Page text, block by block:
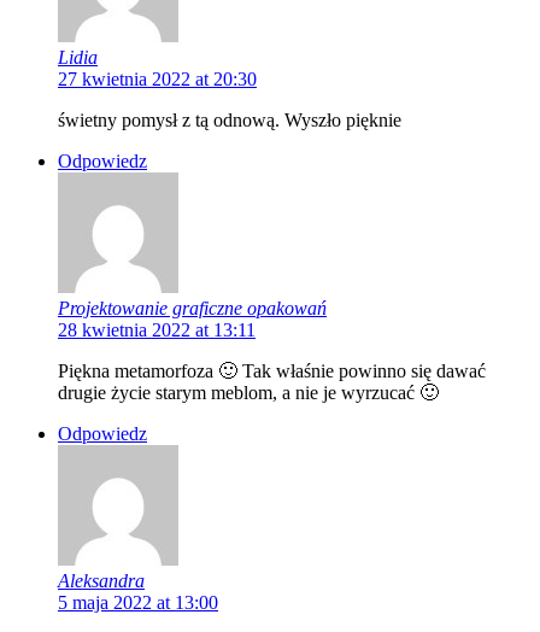
Lidia
27 kwietnia 2022 at 20:30
świetny pomysł z tą odnową. Wyszło pięknie
Odpowiedz
Projektowanie graficzne opakowań
28 kwietnia 2022 at 13:11
Piękna metamorfoza 🙂 Tak właśnie powinno się dawać
drugie życie starym meblom, a nie je wyrzucać 🙂
Odpowiedz
Aleksandra
5 maja 2022 at 13:00